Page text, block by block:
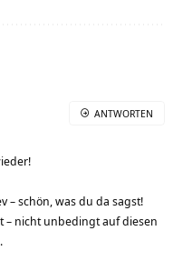
– schön, was du da sagst!
– nicht unbedingt auf diesen
ANTWORTEN